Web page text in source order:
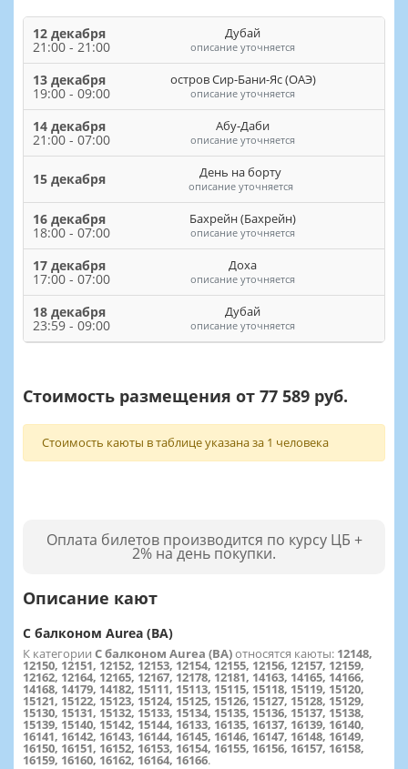
12 декабря
21:00 - 21:00
Дубай
описание уточняется
13 декабря
19:00 - 09:00
остров Сир-Бани-Яс (ОАЭ)
описание уточняется
14 декабря
21:00 - 07:00
Абу-Даби
описание уточняется
15 декабря День на борту
описание уточняется
16 декабря
18:00 - 07:00
Бахрейн (Бахрейн)
описание уточняется
17 декабря
17:00 - 07:00
Доха
описание уточняется
18 декабря
23:59 - 09:00
Дубай
описание уточняется
Стоимость размещения от 77 589 руб.
Стоимость каюты в таблице указана за 1 человека
Оплата билетов производится по курсу ЦБ +
2% на день покупки.
Описание кают
С балконом Aurea (BA)
К категории С балконом Aurea (BA)относятся каюты: 12148,
12150, 12151, 12152, 12153, 12154, 12155, 12156, 12157, 12159,
12162, 12164, 12165, 12167, 12178, 12181, 14163, 14165, 14166,
14168, 14179, 14182, 15111, 15113, 15115, 15118, 15119, 15120,
15121, 15122, 15123, 15124, 15125, 15126, 15127, 15128, 15129,
15130, 15131, 15132, 15133, 15134, 15135, 15136, 15137, 15138,
15139, 15140, 15142, 15144, 16133, 16135, 16137, 16139, 16140,
16141, 16142, 16143, 16144, 16145, 16146, 16147, 16148, 16149,
16150, 16151, 16152, 16153, 16154, 16155, 16156, 16157, 16158,
16159, 16160, 16162, 16164, 16166.